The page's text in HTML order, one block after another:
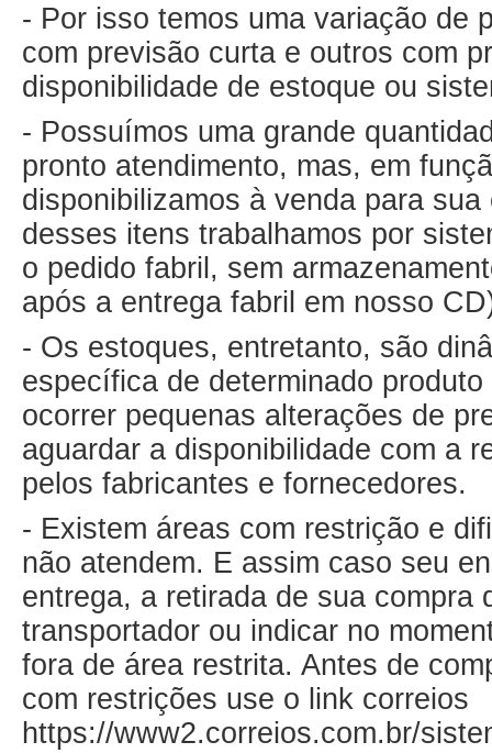
- Por isso temos uma variação de
com previsão curta e outros com
disponibilidade de estoque ou
- Possuímos uma grande
pronto atendimento, mas, em
disponibilizamos à venda para
desses itens trabalhamos por
o pedido fabril, sem
após a entrega fabril em nosso
- Os estoques, entretanto, são
específica de determinado
ocorrer pequenas alterações de
aguardar a disponibilidade com a
pelos fabricantes e fornecedores.
- Existem áreas com restrição e
não atendem. E assim caso seu
entrega, a retirada de sua compra
transportador ou indicar no
fora de área restrita. Antes de
com restrições use o link correios
https://www2.correios.com.br/